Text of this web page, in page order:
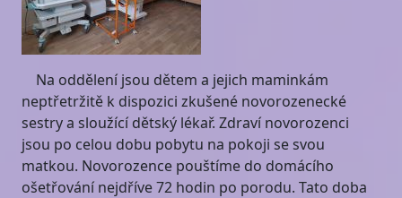
Na oddělení jsou dětem a jejich maminkám
neptřetržitě k dispozici zkušené novorozenecké
sestry a sloužící dětský lékař. Zdraví novorozenci
jsou po celou dobu pobytu na pokoji se svou
matkou. Novorozence pouštíme do domácího
ošetřování nejdříve 72 hodin po porodu. Tato doba